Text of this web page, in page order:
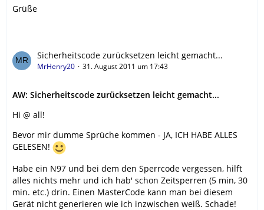
Grüße
Sicherheitscode zurücksetzen leicht gemacht...
MrHenry20 31. August 2011 um 17:43
AW: Sicherheitscode zurücksetzen leicht gemacht...
Hi @ all!
Bevor mir dumme Sprüche kommen - JA, ICH HABE ALLES
GELESEN!
Habe ein N97 und bei dem den Sperrcode vergessen, hilft
alles nichts mehr und ich hab' schon Zeitsperren (5 min, 30
min. etc.) drin. Einen MasterCode kann man bei diesem
Gerät nicht generieren wie ich inzwischen weiß. Schade!